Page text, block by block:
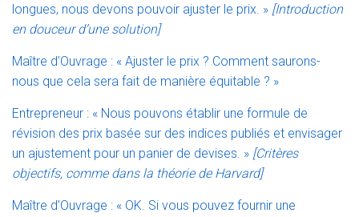
longues, nous devons pouvoir ajuster le prix. » [Introduction
en douceur d’une solution]
Maître d’Ouvrage : « Ajuster le prix ? Comment saurons-
nous que cela sera fait de manière équitable ? »
Entrepreneur : « Nous pouvons établir une formule de
révision des prix basée sur des indices publiés et envisager
un ajustement pour un panier de devises. » [Critères
objectifs, comme dans la théorie de Harvard]
Maître d’Ouvrage : « OK. Si vous pouvez fournir une